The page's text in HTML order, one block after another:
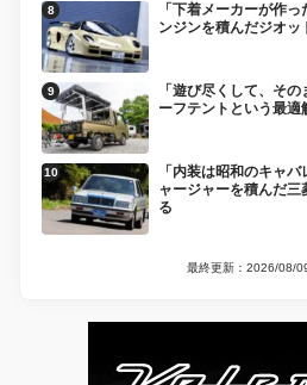
「下着メーカーが作
ンジンを積んだジオ
「遊び尽くして、そ
ーフテントという最適
「内装は昭和のキャ
ャージャーを積んだ
る
最終更新：2026/08/